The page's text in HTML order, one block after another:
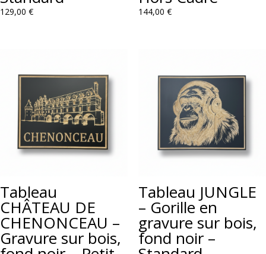
129,00 € 144,00 €
Tableau
CHÂTEAU DE
CHENONCEAU –
Gravure sur bois,
Tableau JUNGLE
– Gorille en
gravure sur bois,
fond noir –